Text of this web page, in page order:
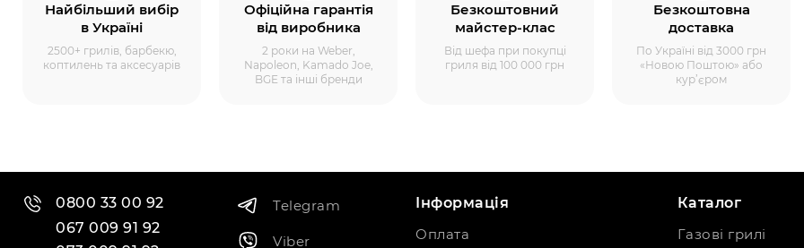
Найбільший вибір
в Україні
2500+ грилів, барбекю,
коптилень та аксесуарів
Офіційна гарантія
від виробника
2 роки на Weber,
Napoleon, Kamado Joe,
BGE та інші бренди
Безкоштовний
майстер-клас
Від шефа при покупці
гриля від 100 000 грн
Безкоштовна
доставка
По Україні від 3000 грн
«Новою Поштою» або
кур’єром
0800 33 00 92
067 009 91 92
Telegram
Viber
Інформація
Оплата
Каталог
Газові грилі